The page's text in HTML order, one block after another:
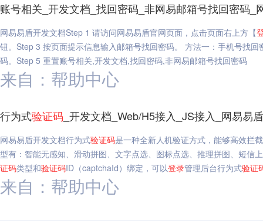
账号相关_开发文档_找回密码_非网易邮箱号找回密码_
网易易盾开发文档Step 1 请访问网易易盾官网页面，点击页面右上方【
钮。Step 3 按页面提示信息输入邮箱号找回密码。 方法一：手机号找回
码。Step 5 重置账号相关,开发文档,找回密码,非网易邮箱号找回密码
来自：帮助中心
行为式验证码 _开发文档_Web/H5接入_JS接入_网易易盾
网易易盾开发文档行为式验证码是一种全新人机验证方式，能够高效拦
型有：智能无感知、滑动拼图、文字点选、图标点选、推理拼图、短信
证码类型和验证码ID（captchaId）绑定，可以登录管理后台行为式验证
来自：帮助中心